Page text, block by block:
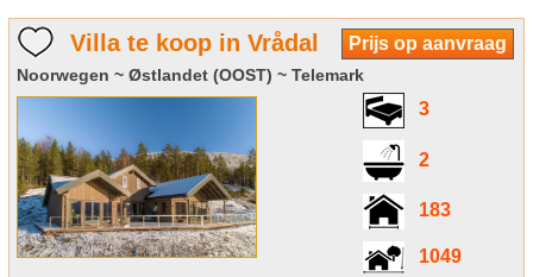
Prijs op aanvraag
Villa te koop in Vrådal
Noorwegen ~ Østlandet (OOST) ~ Telemark
3
2
183
1049